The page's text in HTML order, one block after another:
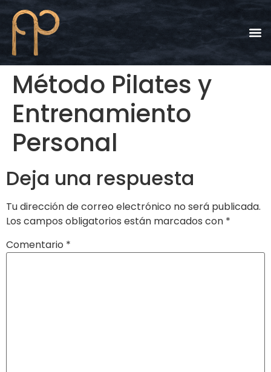
Método Pilates y
Entrenamiento
Personal
Deja una respuesta
Tu dirección de correo electrónico no será publicada.
Los campos obligatorios están marcados con *
Comentario *